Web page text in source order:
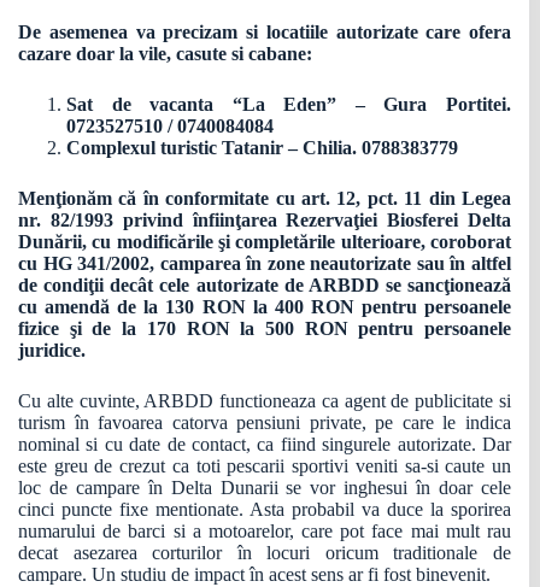
De asemenea va precizam si locatiile autorizate care ofera
cazare doar la vile, casute si cabane:
Sat de vacanta “La Eden” – Gura Portitei.
0723527510 / 0740084084
Complexul turistic Tatanir – Chilia. 0788383779
Menţionăm că în conformitate cu art. 12, pct. 11 din Legea
nr. 82/1993 privind înfiinţarea Rezervaţiei Biosferei Delta
Dunării, cu modificările şi completările ulterioare, coroborat
cu HG 341/2002, camparea în zone neautorizate sau în altfel
de condiţii decât cele autorizate de ARBDD se sancţionează
cu amendă de la 130 RON la 400 RON pentru persoanele
fizice şi de la 170 RON la 500 RON pentru persoanele
juridice.
Cu alte cuvinte, ARBDD functioneaza ca agent de publicitate si
turism în favoarea catorva pensiuni private, pe care le indica
nominal si cu date de contact, ca fiind singurele autorizate. Dar
este greu de crezut ca toti pescarii sportivi veniti sa-si caute un
loc de campare în Delta Dunarii se vor inghesui în doar cele
cinci puncte fixe mentionate. Asta probabil va duce la sporirea
numarului de barci si a motoarelor, care pot face mai mult rau
decat asezarea corturilor în locuri oricum traditionale de
campare. Un studiu de impact în acest sens ar fi fost binevenit.